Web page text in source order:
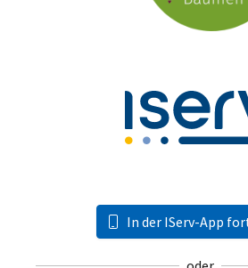
In der IServ-App